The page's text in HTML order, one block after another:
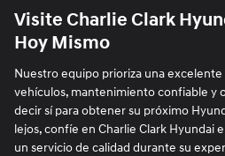
Visite Charlie Clark
Hoy Mismo
Nuestro equipo prioriza una
vehículos, mantenimiento confiable y
decir sí para obtener su próximo
lejos, confíe en Charlie Clark Hyundai
un servicio de calidad durante su